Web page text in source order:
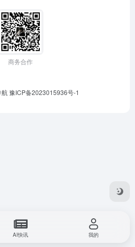
商务合作
航豫ICP备2023015936号-1
AI快讯 我的